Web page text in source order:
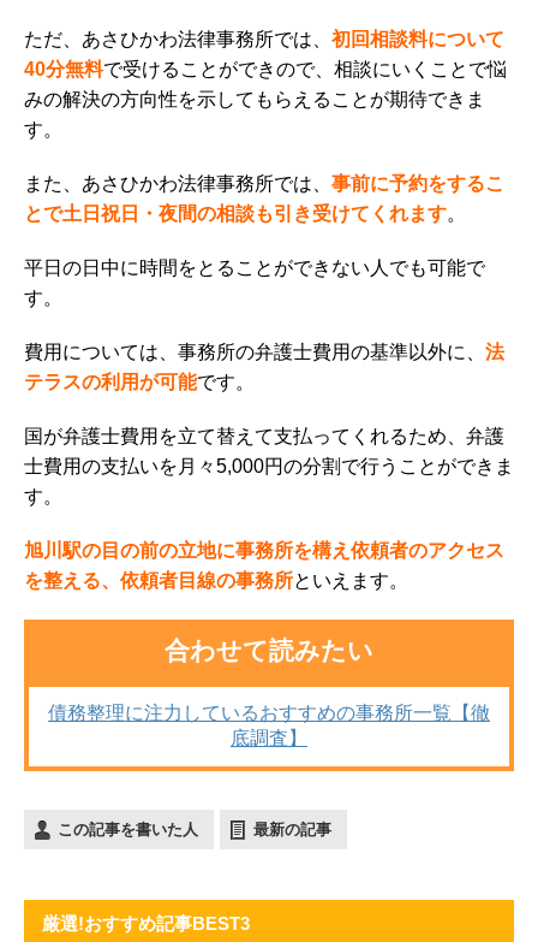
ただ、あさひかわ法律事務所では、 初回相談料について
40分無料で受けることができので、相談にいくことで悩
みの解決の方向性を示してもらえることが期待できま
す。
また、あさひかわ法律事務所では、 事前に予約をするこ
とで土日祝日・夜間の相談も引き受けてくれます。
平日の日中に時間をとることができない人でも可能で
す。
費用については、事務所の弁護士費用の基準以外に、 法
テラスの利用が可能です。
国が弁護士費用を立て替えて支払ってくれるため、弁護
士費用の支払いを月々5,000円の分割で行うことができま
す。
旭川駅の目の前の立地に事務所を構え依頼者のアクセス
を整える、依頼者目線の事務所といえます。
合わせて読みたい
債務整理に注力しているおすすめの事務所一覧【徹
底調査】
この記事を書いた人 最新の記事
厳選!おすすめ記事BEST3